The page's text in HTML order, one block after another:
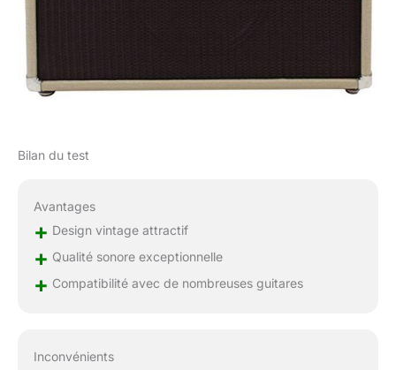
Bilan du test
Avantages
+ Design vintage attractif
+ Qualité sonore exceptionnelle
+ Compatibilité avec de nombreuses guitares
Inconvénients